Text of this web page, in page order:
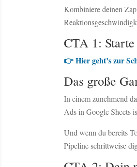
Kombiniere deinen
CTA 1:
👉 Hier geht’s zur
Das große
In einem zunehmend
Ads in Google Sheets
Und wenn du bereits
Pipeline schrittweise